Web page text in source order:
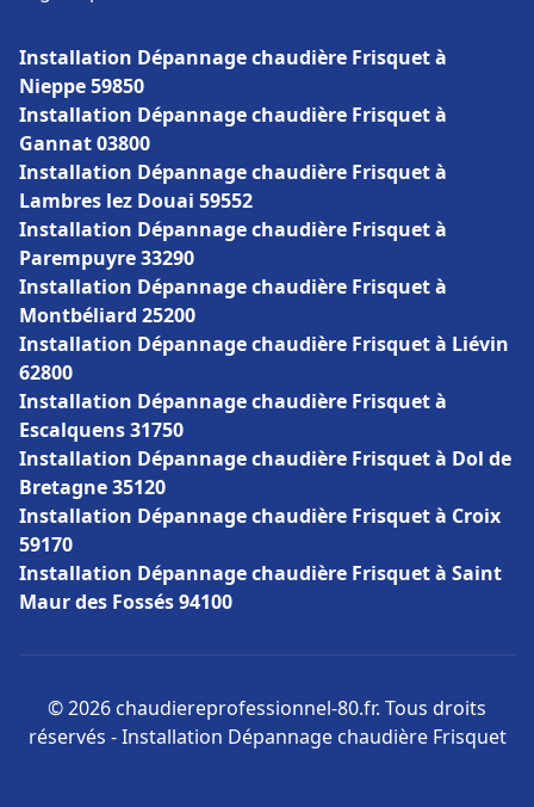
Installation Dépannage chaudière Frisquet à
Nieppe 59850
Installation Dépannage chaudière Frisquet à
Gannat 03800
Installation Dépannage chaudière Frisquet à
Lambres lez Douai 59552
Installation Dépannage chaudière Frisquet à
Parempuyre 33290
Installation Dépannage chaudière Frisquet à
Montbéliard 25200
Installation Dépannage chaudière Frisquet à Liévin
62800
Installation Dépannage chaudière Frisquet à
Escalquens 31750
Installation Dépannage chaudière Frisquet à Dol de
Bretagne 35120
Installation Dépannage chaudière Frisquet à Croix
59170
Installation Dépannage chaudière Frisquet à Saint
Maur des Fossés 94100
© 2026 chaudiereprofessionnel-80.fr. Tous droits
réservés - Installation Dépannage chaudière Frisquet